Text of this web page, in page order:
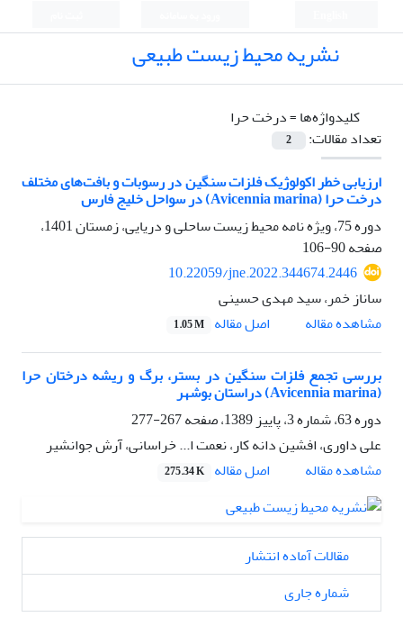
نشریه محیط زیست طبیعی
کلیدواژه‌ها =درخت حرا
تعداد مقالات:
2
ارزیابی خطر اکولوژیک فلزات سنگین در رسوبات و بافت‌های مختلف
درخت حرا (Avicennia marina) در سواحل خلیج فارس
دوره 75، ویژه نامه محیط زیست ساحلی و دریایی، زمستان 1401،
صفحه90-106
10.22059/jne.2022.344674.2446
ساناز خمر، سید مهدی حسینی
مشاهده مقاله
اصل مقاله 1.05 M
بررسی تجمع فلزات سنگین در بستر، برگ و ریشه درختان حرا
(Avicennia marina) دراستان بوشهر
دوره 63، شماره 3، پاییز 1389، صفحه
267-277
علی داوری، افشین دانه کار، نعمت ا... خراسانی، آرش جوانشیر
مشاهده مقاله
اصل مقاله 275.34 K
مقالات آماده انتشار
شماره جاری